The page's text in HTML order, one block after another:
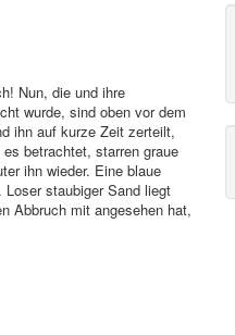
Nun, die und ihre
wurde, sind oben vor dem
ihn auf kurze Zeit zerteilt,
betrachtet, starren graue
ihn wieder. Eine blaue
staubiger Sand liegt
Abbruch mit angesehen hat,